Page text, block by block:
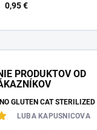
- Morka a jahňacie 150g
0,95 €
PRODUKTOV OD
LUBA KAPUSNICOVA